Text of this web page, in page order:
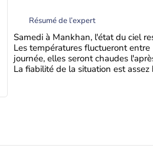
Résumé de l’expert
Samedi à Mankhan, l'état du ciel
Les températures fluctueront entre
journée, elles seront chaudes
La fiabilité de la situation est assez